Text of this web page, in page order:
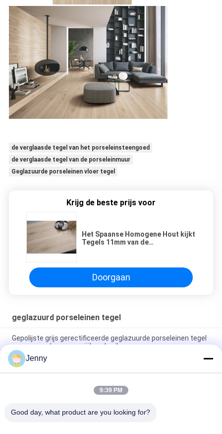
de verglaasde tegel van het porseleinsteengoed
de verglaasde tegel van de porseleinmuur
Geglazuurde porseleinen vloer tegel
Krijg de beste prijs voor
Het Spaanse Homogene Hout kijkt
Tegels 11mm van de
Doorgaan
geglazuurd porseleinen tegel
Gepolijste grijs gerectificeerde geglazuurde porseleinen tegel
voor woon- / commerciële gebruik
Glanzend geglazuurd gerectificeerd porseleinen tegel met
gepolijste afwerking lage wateropname PEI-classificatie 4
Wit geglazuurde tegelmachine Volledig lichaam Porseleinen
Jenny
9:39 PM
Good day, what product are you looking for?